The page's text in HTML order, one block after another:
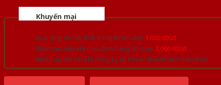
Khuyến mại
Quà tặng đồ nội thất trang trí lên đến 1.000.000đ
Giảm trực tiếp khi mua đơn hàng lớn hơn 3.000.000đ
Nhiều ưu đãi lớn khi đăng ký tài khoản thành viên thân thiết